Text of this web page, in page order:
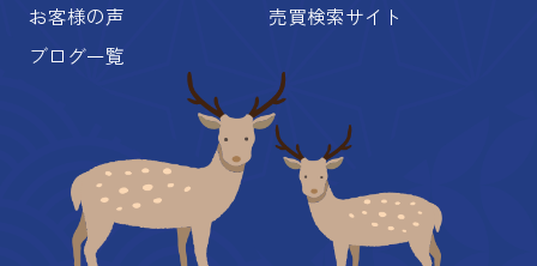
お客様の声
ブログ一覧
売買検索サイト